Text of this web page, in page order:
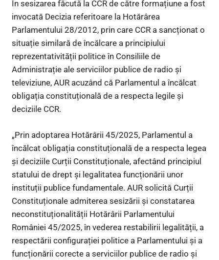
În sesizarea făcută la CCR de către formațiune a fost
invocată Decizia referitoare la Hotărârea
Parlamentului 28/2012, prin care CCR a sancționat o
situație similară de încălcare a principiului
reprezentativității politice în Consiliile de
Administrație ale serviciilor publice de radio și
televiziune, AUR acuzând că Parlamentul a încălcat
obligația constituțională de a respecta legile și
deciziile CCR.
„Prin adoptarea Hotărârii 45/2025, Parlamentul a
încălcat obligația constituțională de a respecta legea
și deciziile Curții Constituționale, afectând principiul
statului de drept și legalitatea funcționării unor
instituții publice fundamentale. AUR solicită Curții
Constituționale admiterea sesizării și constatarea
neconstituționalității Hotărârii Parlamentului
României 45/2025, în vederea restabilirii legalității, a
respectării configurației politice a Parlamentului și a
funcționării corecte a serviciilor publice de radio și